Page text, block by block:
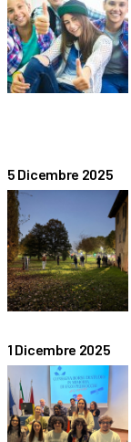
5 Dicembre 2025
1 Dicembre 2025